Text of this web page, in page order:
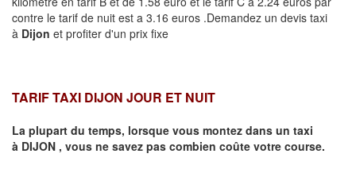
contre le tarif de nuit est a 3.16 euros .Demandez un devis taxi
à Dijon et profiter d'un prix fixe
TARIF TAXI DIJON JOUR ET NUIT
La plupart du temps, lorsque vous montez dans un taxi
à DIJON , vous ne savez pas combien coûte votre course.